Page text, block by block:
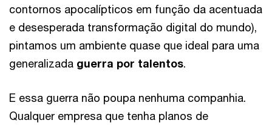
contornos apocalípticos em função da acentuada
e desesperada transformação digital do mundo),
pintamos um ambiente quase que ideal para uma
generalizada guerra por talentos.
E essa guerra não poupa nenhuma companhia.
Qualquer empresa que tenha planos de